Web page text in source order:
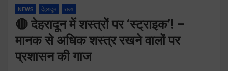
NEWS देहरादून राज्य
🔴 देहरादून में शस्त्रों पर ‘स्ट्राइक’! –
मानक से अधिक शस्त्र रखने वालों पर
प्रशासन की गाज